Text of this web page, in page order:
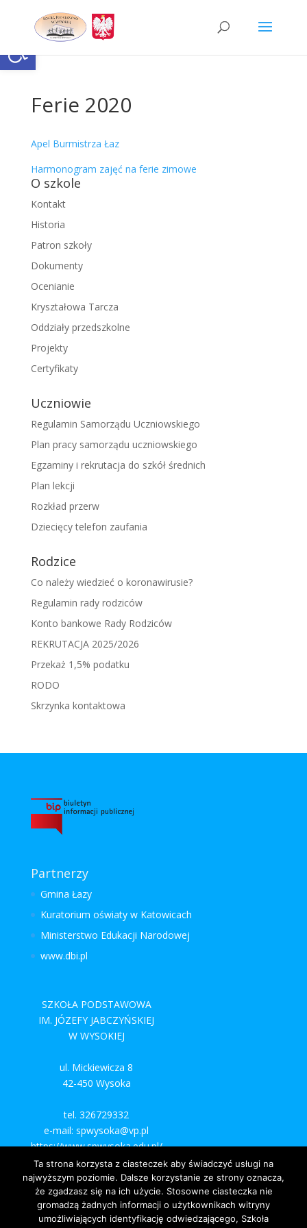
contentOtwórz pasek narzędzi
Ferie 2020
Apel Burmistrza Łaz
Harmonogram zajęć na ferie zimowe
O szkole
Kontakt
Historia
Patron szkoły
Dokumenty
Ocenianie
Kryształowa Tarcza
Oddziały przedszkolne
Projekty
Certyfikaty
Uczniowie
Regulamin Samorządu Uczniowskiego
Plan pracy samorządu uczniowskiego
Egzaminy i rekrutacja do szkół średnich
Plan lekcji
Rozkład przerw
Dziecięcy telefon zaufania
Rodzice
Co należy wiedzieć o koronawirusie?
Regulamin rady rodziców
Konto bankowe Rady Rodziców
REKRUTACJA 2025/2026
Przekaż 1,5% podatku
RODO
Skrzynka kontaktowa
Partnerzy
Gmina Łazy
Kuratorium oświaty w Katowicach
Ministerstwo Edukacji Narodowej
www.dbi.pl
SZKOŁA PODSTAWOWA
IM. JÓZEFY JABCZYŃSKIEJ
W WYSOKIEJ
ul. Mickiewicza 8
42-450 Wysoka
tel. 326729332
e-mail: spwysoka@vp.pl
https://www.spwysoka.edu.pl/
Ta strona korzysta z ciasteczek aby świadczyć usługi na
najwyższym poziomie. Dalsze korzystanie ze strony oznacza,
że zgadzasz się na ich użycie. Stosowne ciasteczka nie
gromadzą żadnych informacji o użytkownikach witryny
umożliwiających identyfikację odwiedzającego, Szkoła